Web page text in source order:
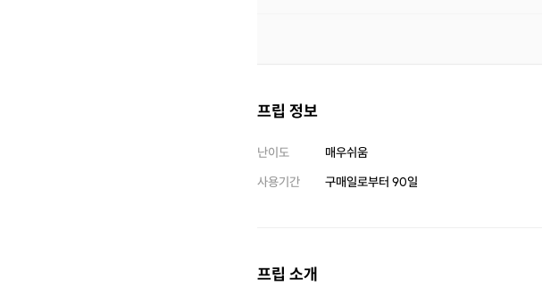
프립 정보
난이도
매우쉬움
사용기간
구매일로부터 90일
프립 소개